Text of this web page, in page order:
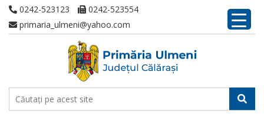
0242-523123
0242-523554
primaria_ulmeni@yahoo.com